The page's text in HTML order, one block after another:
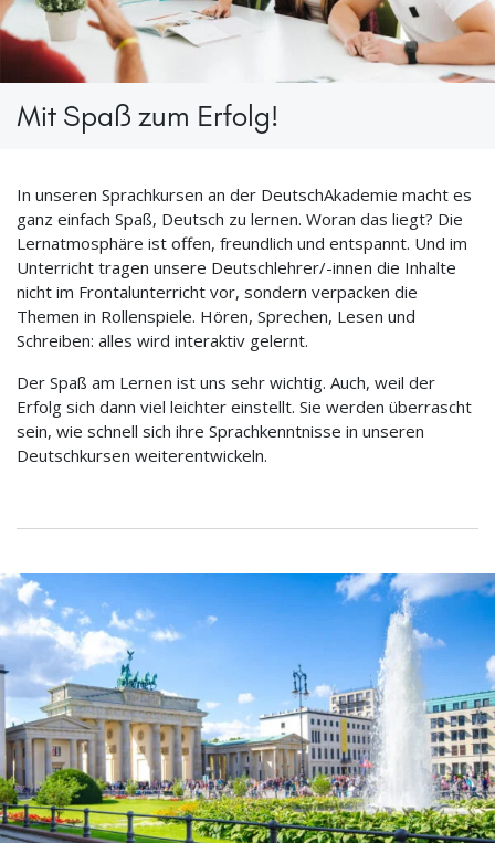
Mit Spaß zum Erfolg!
In unseren Sprachkursen an der DeutschAkademie macht es
ganz einfach Spaß, Deutsch zu lernen. Woran das liegt? Die
Lernatmosphäre ist offen, freundlich und entspannt. Und im
Unterricht tragen unsere Deutschlehrer/-innen die Inhalte
nicht im Frontalunterricht vor, sondern verpacken die
Themen in Rollenspiele. Hören, Sprechen, Lesen und
Schreiben: alles wird interaktiv gelernt.
Der Spaß am Lernen ist uns sehr wichtig. Auch, weil der
Erfolg sich dann viel leichter einstellt. Sie werden überrascht
sein, wie schnell sich ihre Sprachkenntnisse in unseren
Deutschkursen weiterentwickeln.